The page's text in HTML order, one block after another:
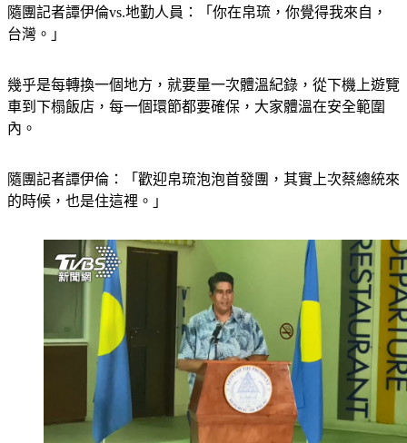
隨團記者譚伊倫vs.地勤人員：「你在帛琉，你覺得我來自，
台灣。」
幾乎是每轉換一個地方，就要量一次體溫紀錄，從下機上遊覽
車到下榻飯店，每一個環節都要確保，大家體溫在安全範圍
內。
隨團記者譚伊倫：「歡迎帛琉泡泡首發團，其實上次蔡總統來
的時候，也是住這裡。」